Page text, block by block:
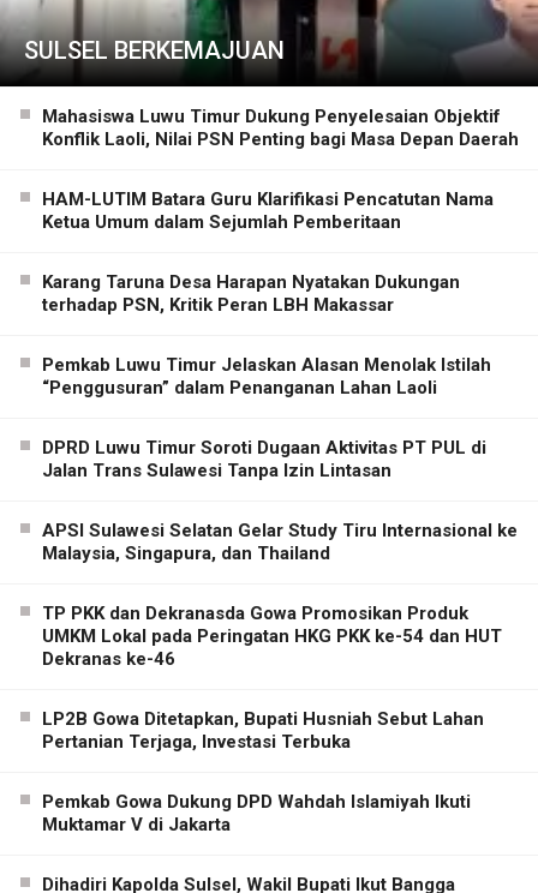
SULSEL BERKEMAJUAN
Mahasiswa Luwu Timur Dukung Penyelesaian Objektif
Konflik Laoli, Nilai PSN Penting bagi Masa Depan Daerah
HAM-LUTIM Batara Guru Klarifikasi Pencatutan Nama
Ketua Umum dalam Sejumlah Pemberitaan
Karang Taruna Desa Harapan Nyatakan Dukungan
terhadap PSN, Kritik Peran LBH Makassar
Pemkab Luwu Timur Jelaskan Alasan Menolak Istilah
“Penggusuran” dalam Penanganan Lahan Laoli
DPRD Luwu Timur Soroti Dugaan Aktivitas PT PUL di
Jalan Trans Sulawesi Tanpa Izin Lintasan
APSI Sulawesi Selatan Gelar Study Tiru Internasional ke
Malaysia, Singapura, dan Thailand
TP PKK dan Dekranasda Gowa Promosikan Produk
UMKM Lokal pada Peringatan HKG PKK ke-54 dan HUT
Dekranas ke-46
LP2B Gowa Ditetapkan, Bupati Husniah Sebut Lahan
Pertanian Terjaga, Investasi Terbuka
Pemkab Gowa Dukung DPD Wahdah Islamiyah Ikuti
Muktamar V di Jakarta
Dihadiri Kapolda Sulsel, Wakil Bupati Ikut Bangga